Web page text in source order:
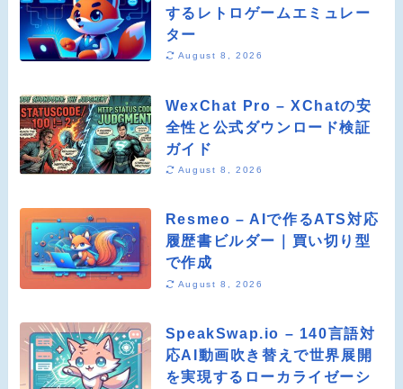
するレトロゲームエミュレー
ター
August 8, 2026
WexChat Pro – XChatの安
全性と公式ダウンロード検証
ガイド
August 8, 2026
Resmeo – AIで作るATS対応
履歴書ビルダー｜買い切り型
で作成
August 8, 2026
SpeakSwap.io – 140言語対
応AI動画吹き替えで世界展開
を実現するローカライゼーシ